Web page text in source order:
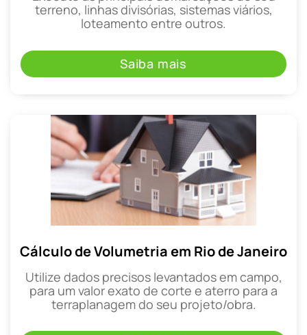
terreno, linhas divisórias, sistemas viários,
loteamento entre outros.
Saiba mais
Cálculo de Volumetria em Rio de Janeiro
Utilize dados precisos levantados em campo,
para um valor exato de corte e aterro para a
terraplanagem do seu projeto/obra.